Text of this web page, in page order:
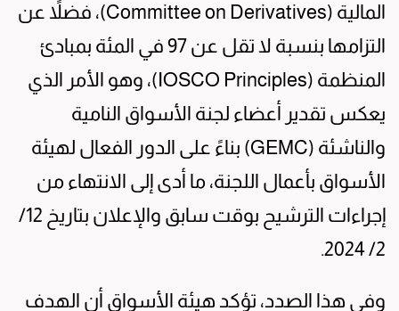
المالية (Committee on Derivatives)، فضلاً عن
التزامها بنسبة لا تقل عن 97 في المئة بمبادئ
المنظمة (IOSCO Principles)، وهو الأمر الذي
يعكس تقدير أعضاء لجنة الأسواق النامية
والناشئة (GEMC) بناءً على الدور الفعال لهيئة
الأسواق بأعمال اللجنة، ما أدى إلى الانتهاء من
إجراءات الترشيح بوقت سابق والإعلان بتاريخ 12/
2/ 2024.
وفي هذا الصدد، تؤكد هيئة الأسواق أن الهدف